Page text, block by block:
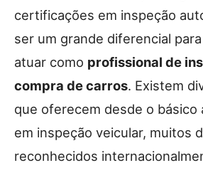
certificações em inspeção
ser um grande diferencial
atuar como profissional de
compra de carros. Existem
que oferecem desde o básico
em inspeção veicular, muitos
reconhecidos